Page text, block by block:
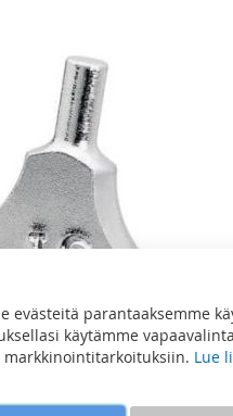
evästeitä parantaaksemme
käytämme
markkinointitarkoituksiin. Lue